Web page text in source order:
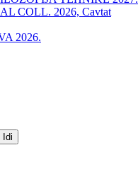
COLL. 2026, Cavtat
2026.